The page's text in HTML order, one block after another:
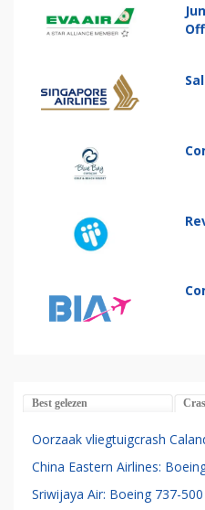
Best gelezen
Oorzaak vliegtuigcrash
China Eastern Airlines:
Sriwijaya Air: Boeing 737-500